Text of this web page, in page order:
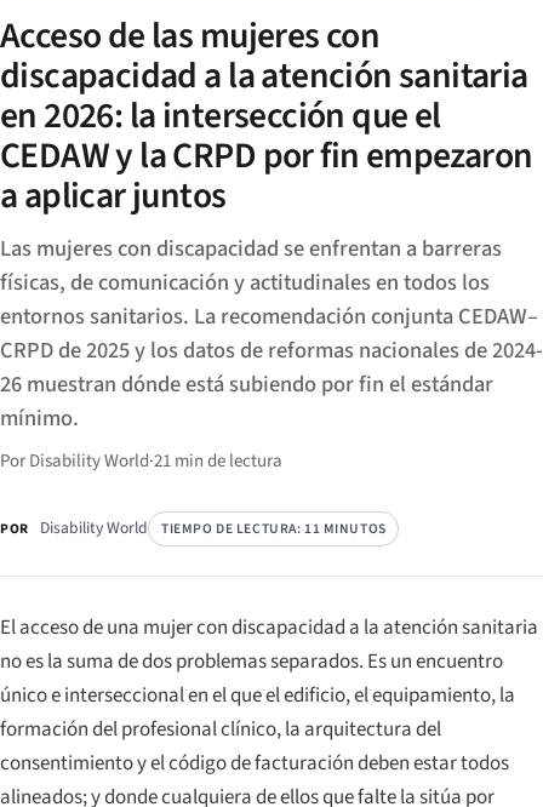
Acceso de las mujeres con
discapacidad a la atención sanitaria
en 2026: la intersección que el
CEDAW y la CRPD por fin empezaron
a aplicar juntos
Las mujeres con discapacidad se enfrentan a barreras
físicas, de comunicación y actitudinales en todos los
entornos sanitarios. La recomendación conjunta CEDAW–
CRPD de 2025 y los datos de reformas nacionales de 2024-
26 muestran dónde está subiendo por fin el estándar
mínimo.
Por Disability World·21 min de lectura
POR Disability World TIEMPO DE LECTURA: 11 MINUTOS
El acceso de una mujer con discapacidad a la atención sanitaria
no es la suma de dos problemas separados. Es un encuentro
único e interseccional en el que el edificio, el equipamiento, la
formación del profesional clínico, la arquitectura del
consentimiento y el código de facturación deben estar todos
alineados; y donde cualquiera de ellos que falte la sitúa por